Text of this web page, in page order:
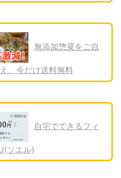
無添加惣菜をご自
、今だけ送料無料
自宅でできるフィ
ソエル)